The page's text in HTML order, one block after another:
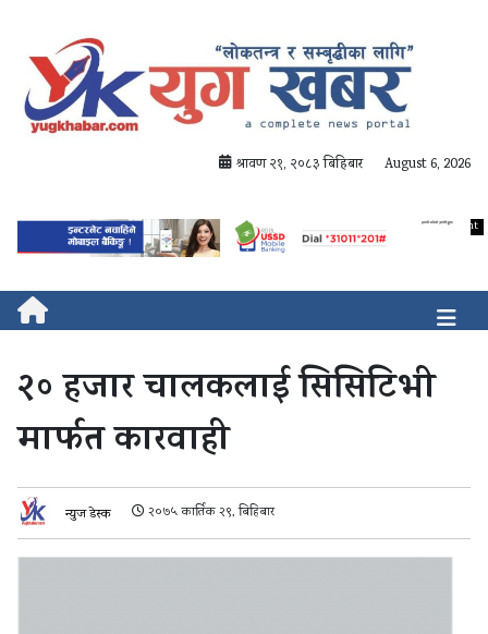
श्रावण २१, २०८३ बिहिबार August 6, 2026
२० हजार चालकलाई सिसिटिभी
मार्फत कारवाही
न्युज डेस्क २०७५ कार्तिक २९, बिहिबार